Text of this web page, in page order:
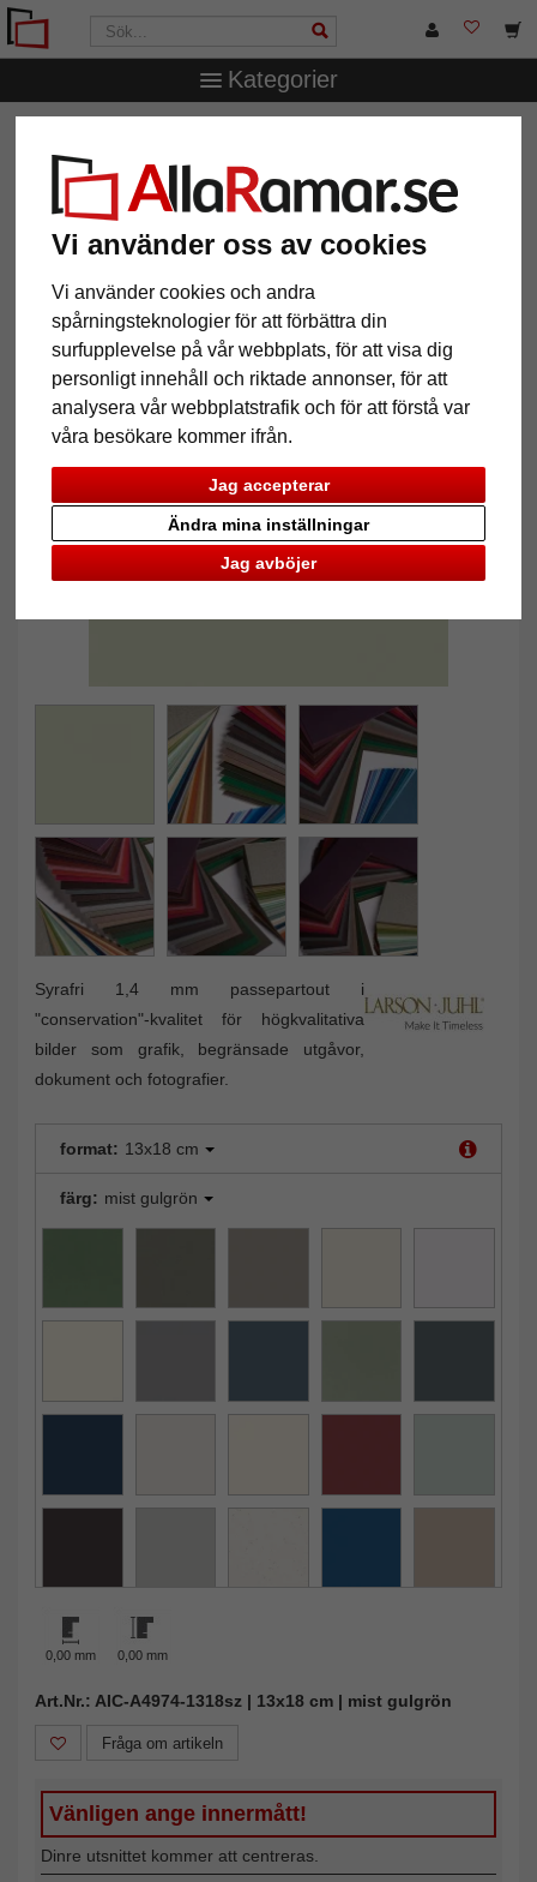
Vi använder oss av cookies
Vi använder cookies och andra
spårningsteknologier för att förbättra din
surfupplevelse på vår webbplats, för att visa dig
personligt innehåll och riktade annonser, för att
analysera vår webbplatstrafik och för att förstå var
våra besökare kommer ifrån.
Jag accepterar
Jag avböjer
Ändra mina inställningar
Kategorier
passepartout efter mått
1,4 mm "Artique" passepartout
efter mått
Pictures
Syrafri 1,4 mm passepartout i
"conservation"-kvalitet för högkvalitativa
bilder som grafik, begränsade utgåvor,
dokument och fotografier.
format: 13x18 cm
färg: mist gulgrön
0,00 mm 0,00 mm
Art.Nr.: AIC-A4974-1318sz | 13x18 cm | mist gulgrön
Fråga om artikeln
Vänligen ange innermått!
Dinre utsnittet kommer att centreras.